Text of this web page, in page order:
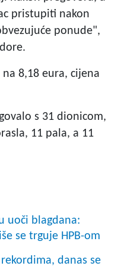
pristupiti nakon
ponude",
8,18 eura, cijena
s 31 dionicom,
11 pala, a 11
uoči blagdana:
se trguje HPB-om
danas se